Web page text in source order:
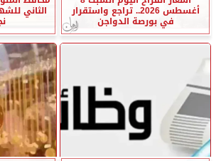
أغسطس 2026.. تراجع واستقرار
في بورصة الدواجن
الثاني